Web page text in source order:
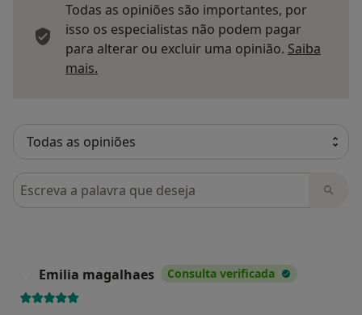
Todas as opiniões são importantes, por
isso os especialistas não podem pagar
para alterar ou excluir uma opinião. Saiba
mais.
Pesquisar em opiniões
Emilia magalhaes Consulta verificada